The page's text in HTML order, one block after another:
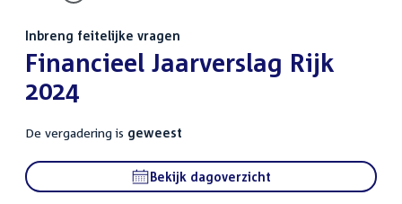
Inbreng feitelijke vragen
:Financieel Jaarverslag Rijk
2024
De vergadering is geweest
Bekijk dagoverzicht